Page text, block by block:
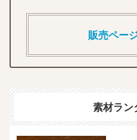
販売ペー
素材ラン